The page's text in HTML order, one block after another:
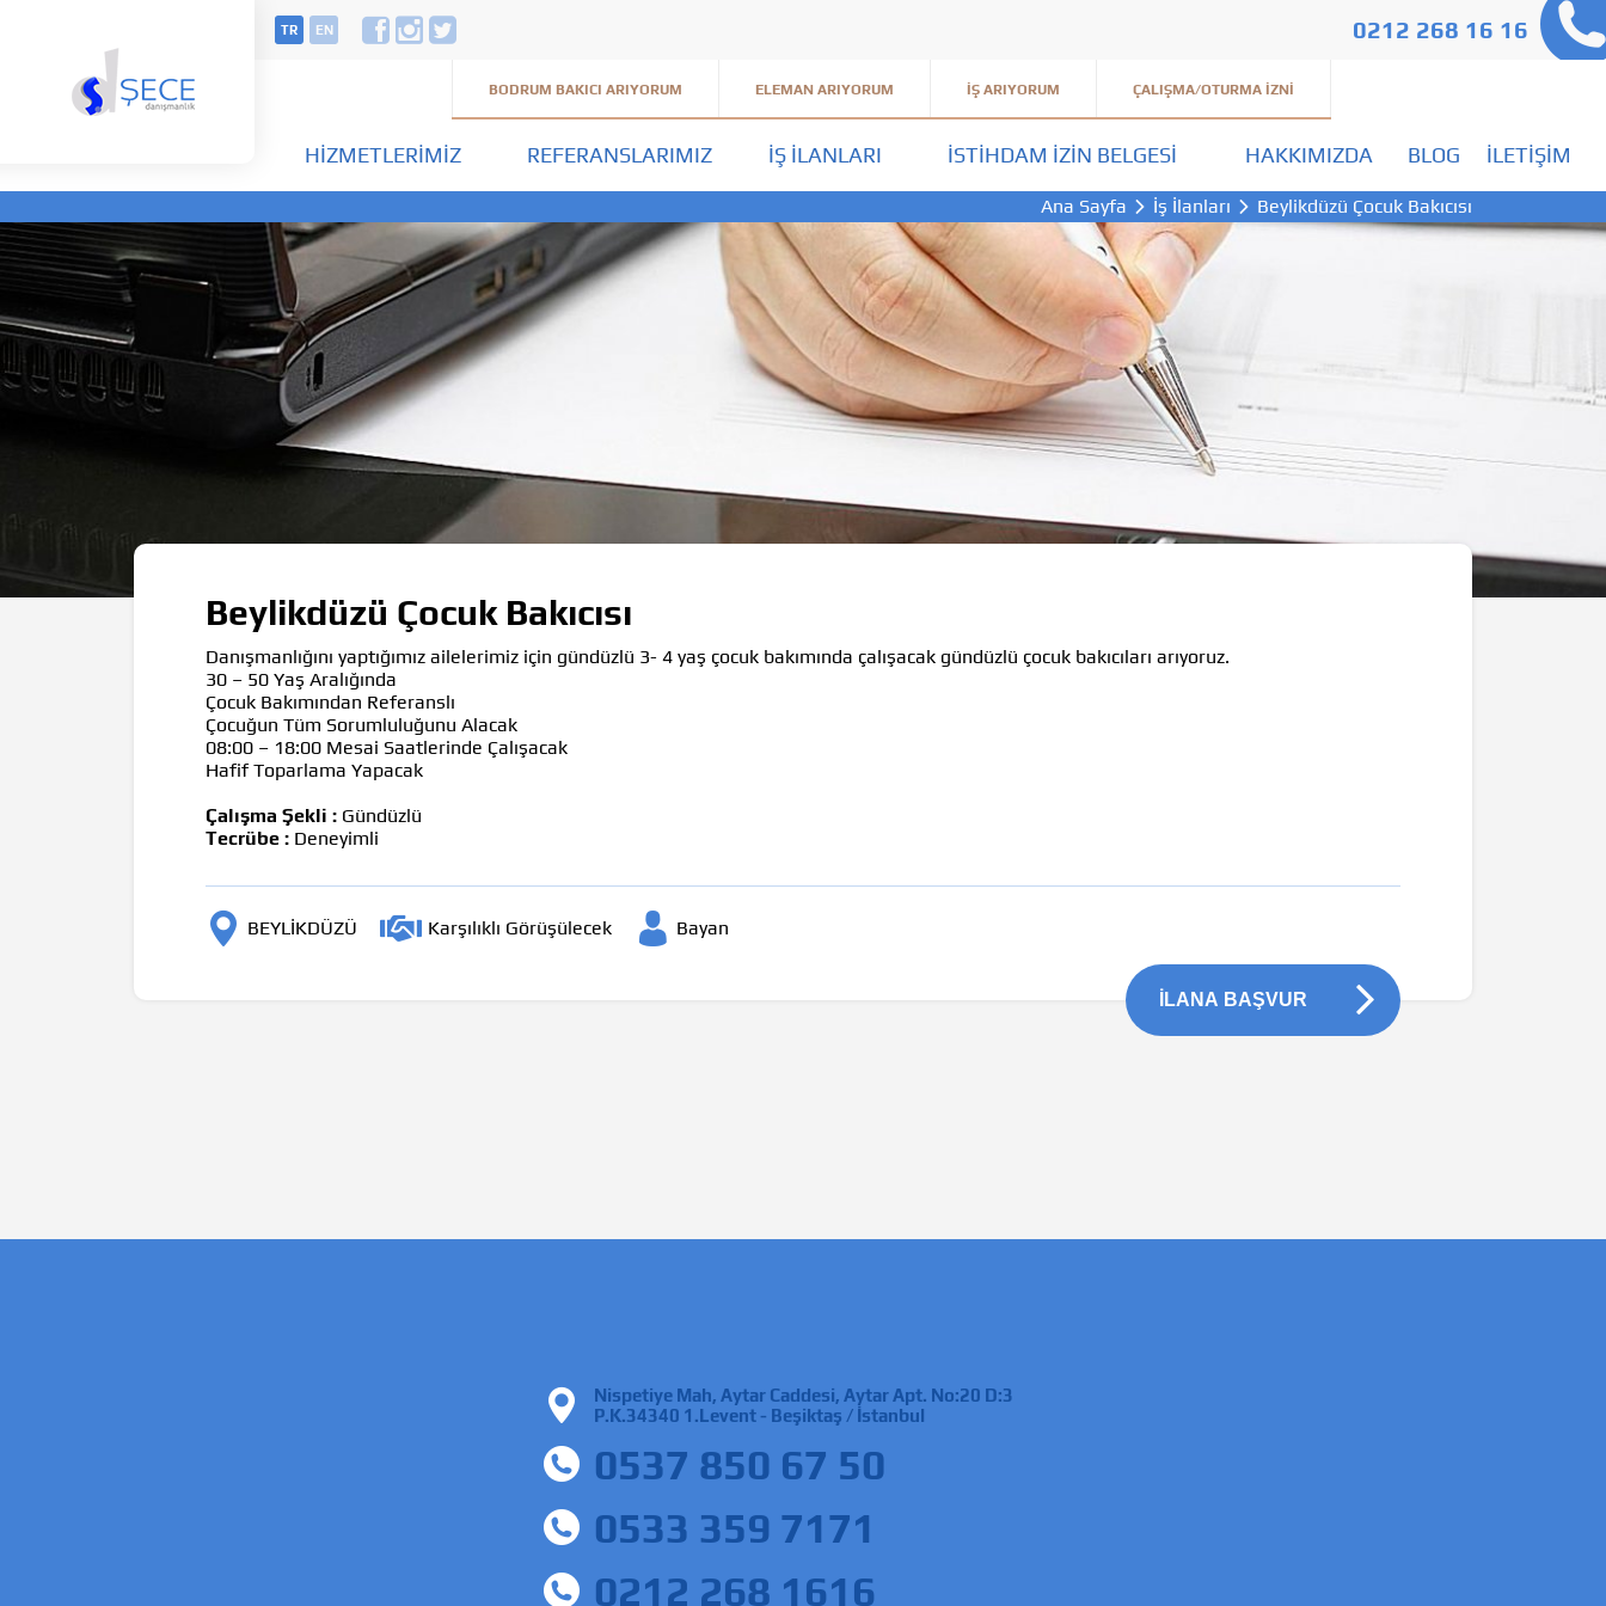
TR EN
BODRUM BAKICI ARIYORUM ELEMAN ARIYORUM İŞ ARIYORUM ÇALIŞMA/OTURMA İZNI
0212 268 16 16
HIZMETLERIMIZ REFERANSLARIMIZ İŞ İLANLARI İSTIHDAM İZIN BELGESI HAKKIMIZDA BLOG İLETIŞIM
Ana Sayfa İş İlanları Beylikdüzü Çocuk Bakıcısı
Beylikdüzü Çocuk Bakıcısı
Danışmanlığını yaptığımız ailelerimiz için gündüzlü 3- 4 yaş çocuk bakımında çalışacak gündüzlü çocuk bakıcıları arıyoruz.
30 – 50 Yaş Aralığında
Çocuk Bakımından Referanslı
Çocuğun Tüm Sorumluluğunu Alacak
08:00 – 18:00 Mesai Saatlerinde Çalışacak
Hafif Toparlama Yapacak
Çalışma Şekli : Gündüzlü
Tecrübe : Deneyimli
BEYLİKDÜZÜ Karşılıklı Görüşülecek Bayan
İLANA BAŞVUR
Nispetiye Mah, Aytar Caddesi, Aytar Apt. No:20 D:3
P.K.34340 1.Levent - Beşiktaş / İstanbul
0537 850 67 50
0533 359 7171
0212 268 1616